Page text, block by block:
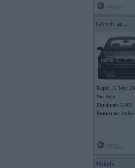
GirtzB
Kopš: 15. May
No: Rīga
Ziņojumi: 22409
Braucu ar:
Mikels